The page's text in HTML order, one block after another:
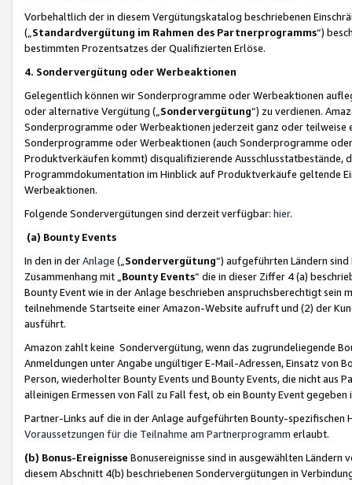
Vorbehaltlich der in diesem Vergütungskatalog beschriebenen
(„ Standardvergütung im Rahmen des Partnerprogramms“)
bestimmten Prozentsatzes der Qualifizierten Erlöse.
4. Sondervergütung oder Werbeaktionen
Gelegentlich können wir Sonderprogramme oder Werbeaktionen
oder alternative Vergütung („ Sondervergütung”) zu verdienen.
Sonderprogramme oder Werbeaktionen jederzeit ganz oder
Sonderprogramme oder Werbeaktionen (auch Sonderprogramme
Produktverkäufen kommt) disqualifizierende Ausschlusstatbestände,
Programmdokumentation im Hinblick auf Produktverkäufe geltende
Werbeaktionen.
Folgende Sondervergütungen sind derzeit verfügbar: hier.
(a) Bounty Events
In den in derAnlage („ Sondervergütung“) aufgeführten Ländern
Zusammenhang mit „ Bounty Events“ die in dieser Ziffer 4 (a)
Bounty Event wie in der Anlage beschrieben anspruchsberechtigt sein
teilnehmende Startseite einer Amazon-Website aufruft und (2) der
ausführt.
Amazon zahlt keine Sondervergütung, wenn das zugrundeliegende
Anmeldungen unter Angabe ungültiger E-Mail-Adressen, Einsatz von
Person, wiederholter Bounty Events und Bounty Events, die nicht
alleinigen Ermessen von Fall zu Fall fest, ob ein Bounty Event
Partner-Links auf die in der Anlage aufgeführten Bounty-spezifischen
Voraussetzungen für die Teilnahme am Partnerprogramm erlaubt.
(b) Bonus-Ereignisse Bonusereignisse sind in ausgewählten Ländern
diesem Abschnitt 4(b) beschriebenen Sondervergütungen in